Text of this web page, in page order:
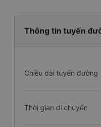
Thông tin tuyến
Chiều dài tuyến đường
Thời gian di chuyển